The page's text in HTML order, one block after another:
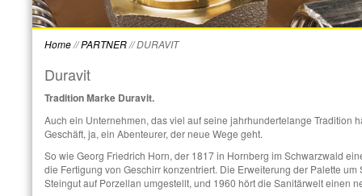
Home//PARTNER//DURAVIT
Duravit
Tradition Marke Duravit.
Auch ein Unternehmen, das viel auf seine jahrhundertelange Tradition
Geschäft, ja, ein Abenteurer, der neue Wege geht.
So wie Georg Friedrich Horn, der 1817 in Hornberg im Schwarzwald
die Fertigung von Geschirr konzentriert. Die Erweiterung der Palette
Steingut auf Porzellan umgestellt, und 1960 hört die Sanitärwelt einen